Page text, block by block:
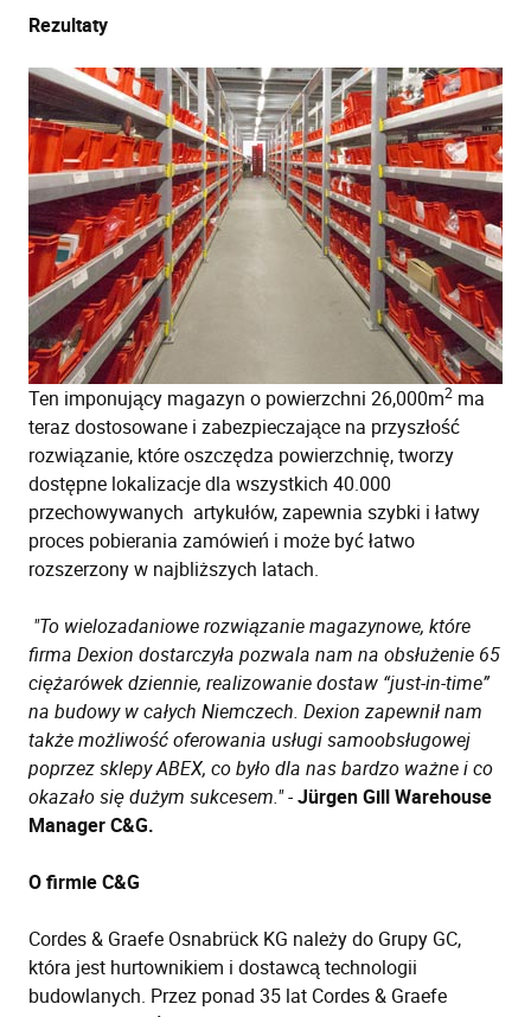
Rezultaty
Ten imponujący magazyn o powierzchni 26,000m2 ma
teraz dostosowane i zabezpieczające na przyszłość
rozwiązanie, które oszczędza powierzchnię, tworzy
dostępne lokalizacje dla wszystkich 40.000
przechowywanych artykułów, zapewnia szybki i łatwy
proces pobierania zamówień i może być łatwo
rozszerzony w najbliższych latach.
"To wielozadaniowe rozwiązanie magazynowe, które
firma Dexion dostarczyła pozwala nam na obsłużenie 65
ciężarówek dziennie, realizowanie dostaw “just-in-time”
na budowy w całych Niemczech. Dexion zapewnił nam
także możliwość oferowania usługi samoobsługowej
poprzez sklepy ABEX, co było dla nas bardzo ważne i co
okazało się dużym sukcesem." -Jürgen Gill Warehouse
Manager C&G.
O firmie C&G
Cordes & Graefe Osnabrück KG należy do Grupy GC,
która jest hurtownikiem i dostawcą technologii
budowlanych. Przez ponad 35 lat Cordes & Graefe